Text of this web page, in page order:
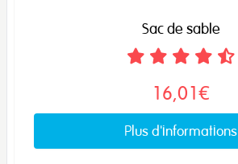
Sac de sable
16,01€
Plus d'informations